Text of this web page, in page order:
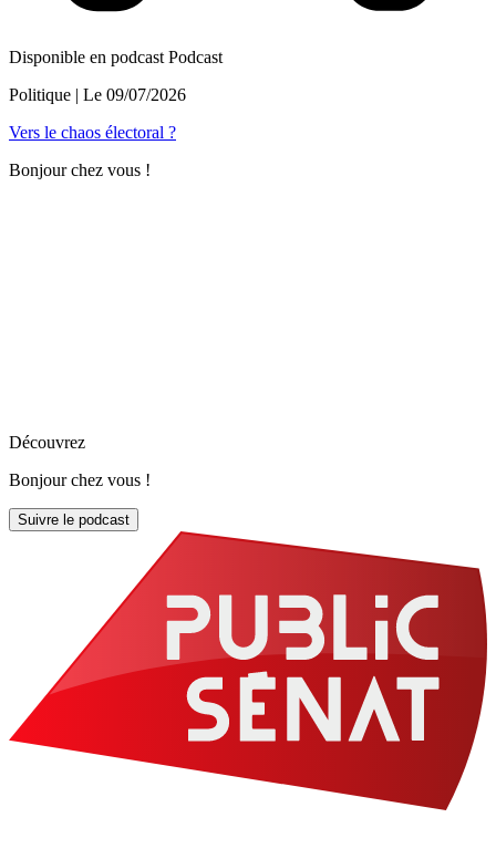
Disponible en podcast Podcast
Politique | Le 09/07/2026
Vers le chaos électoral ?
Bonjour chez vous !
Découvrez
Bonjour chez vous !
Suivre le podcast